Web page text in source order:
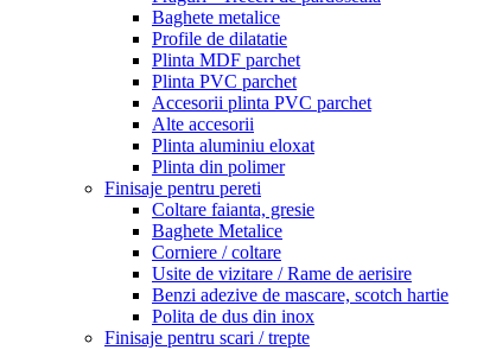
Baghete metalice
Profile de dilatatie
Plinta MDF parchet
Plinta PVC parchet
Accesorii plinta PVC parchet
Alte accesorii
Plinta aluminiu eloxat
Plinta din polimer
Finisaje pentru pereti
Coltare faianta, gresie
Baghete Metalice
Corniere / coltare
Usite de vizitare / Rame de aerisire
Benzi adezive de mascare, scotch hartie
Polita de dus din inox
Finisaje pentru scari / trepte